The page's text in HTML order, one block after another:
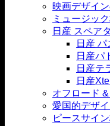
映画デザイ
ミュージッ
日産 スペア
日産
日産パ
日産テ
日産
オフロード
愛国的デザ
ピースサイ